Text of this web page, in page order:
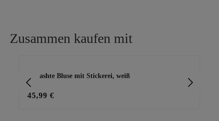
Zusammen kaufen mit
gecrashte Bluse mit Stickerei, weiß
45,99 €